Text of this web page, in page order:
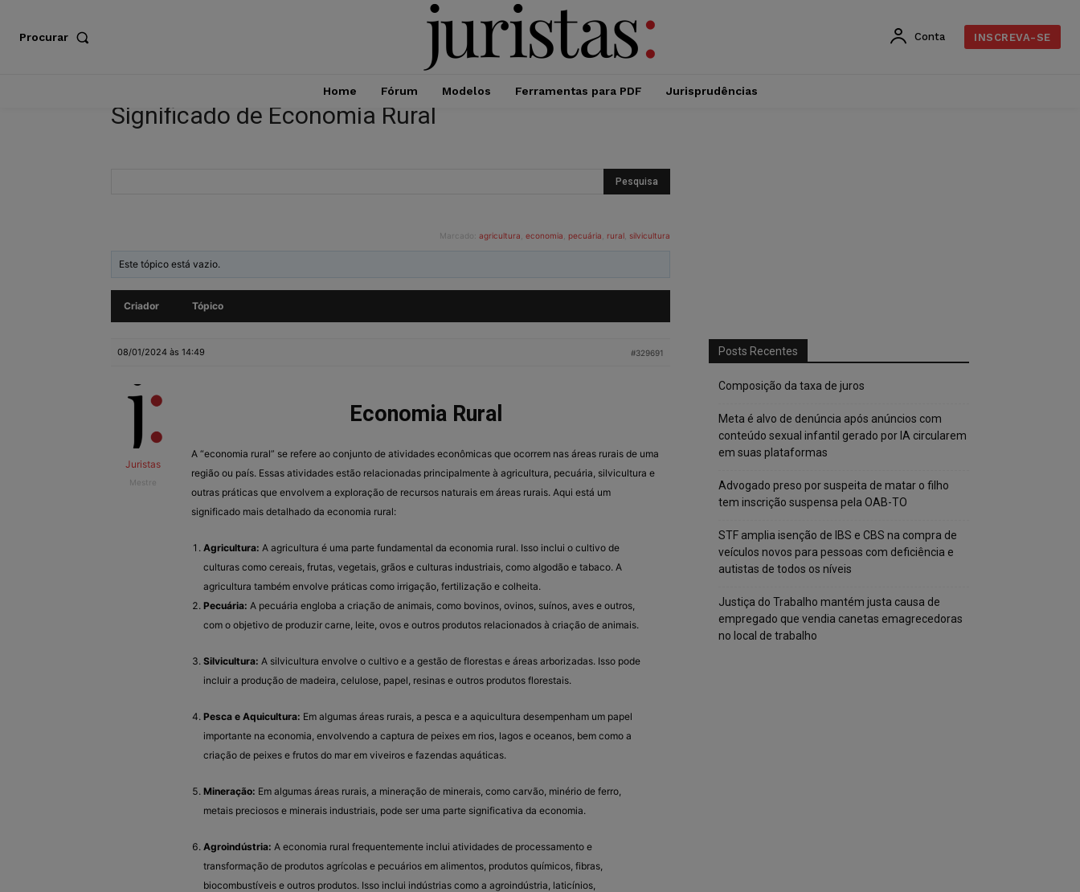
Procurar Conta INSCREVA-SE
Home Fórum Modelos Ferramentas para PDF Jurisprudências
Significado de Economia Rural
Marcado: agricultura economia pecuária rural silvicultura
Este tópico está vazio.
Criador Tópico
08/01/2024 às 14:49 #329691
Juristas
Mestre
Economia Rural
A “economia rural” se refere ao conjunto de atividades econômicas que ocorrem nas áreas rurais de uma
região ou país. Essas atividades estão relacionadas principalmente à agricultura, pecuária, silvicultura e
outras práticas que envolvem a exploração de recursos naturais em áreas rurais. Aqui está um
significado mais detalhado da economia rural:
Agricultura: A agricultura é uma parte fundamental da economia rural. Isso inclui o cultivo de
culturas como cereais, frutas, vegetais, grãos e culturas industriais, como algodão e tabaco. A
agricultura também envolve práticas como irrigação, fertilização e colheita.
Pecuária: A pecuária engloba a criação de animais, como bovinos, ovinos, suínos, aves e outros,
com o objetivo de produzir carne, leite, ovos e outros produtos relacionados à criação de animais.
Silvicultura: A silvicultura envolve o cultivo e a gestão de florestas e áreas arborizadas. Isso pode
incluir a produção de madeira, celulose, papel, resinas e outros produtos florestais.
Pesca e Aquicultura: Em algumas áreas rurais, a pesca e a aquicultura desempenham um papel
importante na economia, envolvendo a captura de peixes em rios, lagos e oceanos, bem como a
criação de peixes e frutos do mar em viveiros e fazendas aquáticas.
Mineração: Em algumas áreas rurais, a mineração de minerais, como carvão, minério de ferro,
metais preciosos e minerais industriais, pode ser uma parte significativa da economia.
Agroindústria: A economia rural frequentemente inclui atividades de processamento e
transformação de produtos agrícolas e pecuários em alimentos, produtos químicos, fibras,
biocombustíveis e outros produtos. Isso inclui indústrias como a agroindústria, laticínios,
Posts Recentes
Composição da taxa de juros
Meta é alvo de denúncia após anúncios com
conteúdo sexual infantil gerado por IA circularem
em suas plataformas
Advogado preso por suspeita de matar o filho
tem inscrição suspensa pela OAB-TO
STF amplia isenção de IBS e CBS na compra de
veículos novos para pessoas com deficiência e
autistas de todos os níveis
Justiça do Trabalho mantém justa causa de
empregado que vendia canetas emagrecedoras
no local de trabalho